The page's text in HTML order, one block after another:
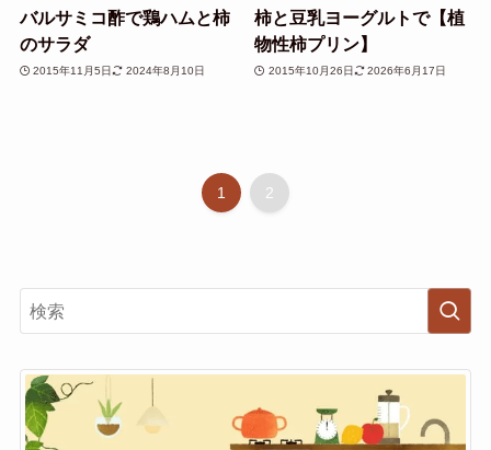
バルサミコ酢で鶏ハムと柿
のサラダ
2015年11月5日 2024年8月10日
柿と豆乳ヨーグルトで【植
物性柿プリン】
2015年10月26日 2026年6月17日
1 2